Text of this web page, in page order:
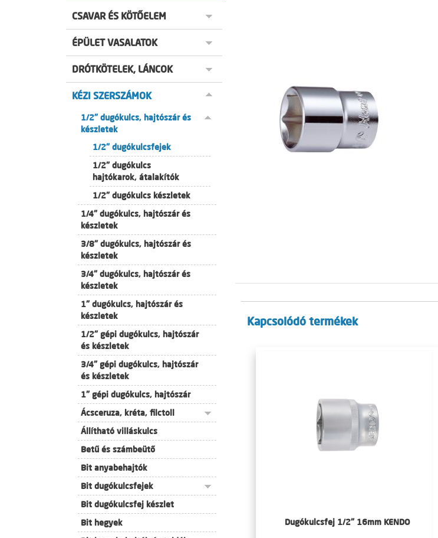
CSAVAR ÉS KÖTŐELEM
ÉPÜLET VASALATOK
DRÓTKÖTELEK, LÁNCOK
KÉZI SZERSZÁMOK
1/2" dugókulcs, hajtószár és
készletek
1/2" dugókulcsfejek
1/2" dugókulcs
hajtókarok, átalakítók
1/2" dugókulcs készletek
1/4" dugókulcs, hajtószár és
készletek
3/8" dugókulcs, hajtószár és
készletek
3/4" dugókulcs, hajtószár és
készletek
1" dugókulcs, hajtószár és
készletek
1/2" gépi dugókulcs, hajtószár
és készletek
3/4" gépi dugókulcs, hajtószár
és készletek
1" gépi dugókulcs, hajtószár
Ácsceruza, kréta, filctoll
Állítható villáskulcs
Betű és számbeütő
Bit anyabehajtók
Bit dugókulcsfejek
Bit dugókulcsfej készlet
Bit hegyek
Kapcsolódó termékek
Dugókulcsfej 1/2" 16mm KENDO